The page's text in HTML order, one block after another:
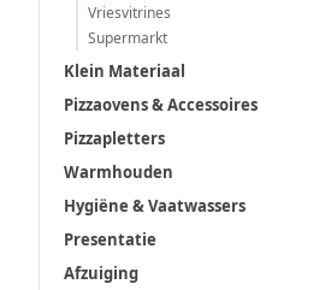
Vriesvitrines
Supermarkt
Klein Materiaal
Pizzaovens & Accessoires
Pizzapletters
Warmhouden
Hygiëne & Vaatwassers
Presentatie
Afzuiging